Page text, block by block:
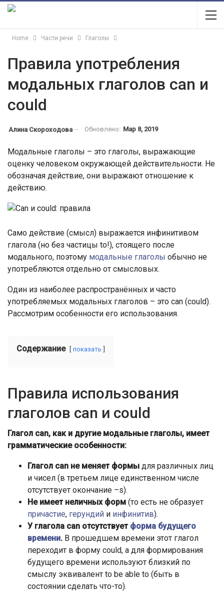
Home Части речи Глаголы
Правила употребления
модальных глаголов can и
could
Алина Скороходова Обновлено: Мар 8, 2019
Модальные глаголы – это глаголы, выражающие
оценку человеком окружающей действительности. Не
обозначая действие, они выражают отношение к
действию.
Само действие (смысл) выражается инфинитивом
глагола (но без частицы to!), стоящего после
модального, поэтому модальные глаголы обычно не
употребляются отдельно от смысловых.
Один из наиболее распространённых и часто
употребляемых модальных глаголов – это can (could).
Рассмотрим особенности его использования.
Содержание показать
Правила использования
глаголов can и could
Глагол can, как и другие модальные глаголы, имеет
грамматические особенности:
Глагол can не меняет формы для различных лиц
и чисел (в третьем лице единственном числе
отсутствует окончание –s).
Не имеет неличных форм (то есть не образует
причастие, герундий и инфинитив).
У глагола can отсутствует форма будущего
времени. В прошедшем времени этот глагол
переходит в форму could, а для формирования
будущего времени используют близкий по
смыслу эквивалент to be able to (быть в
состоянии сделать что-то).